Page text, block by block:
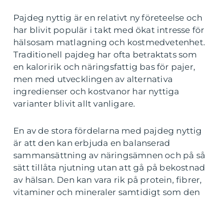
Pajdeg nyttig är en relativt ny företeelse och
har blivit populär i takt med ökat intresse för
hälsosam matlagning och kostmedvetenhet.
Traditionell pajdeg har ofta betraktats som
en kaloririk och näringsfattig bas för pajer,
men med utvecklingen av alternativa
ingredienser och kostvanor har nyttiga
varianter blivit allt vanligare.
En av de stora fördelarna med pajdeg nyttig
är att den kan erbjuda en balanserad
sammansättning av näringsämnen och på så
sätt tillåta njutning utan att gå på bekostnad
av hälsan. Den kan vara rik på protein, fibrer,
vitaminer och mineraler samtidigt som den